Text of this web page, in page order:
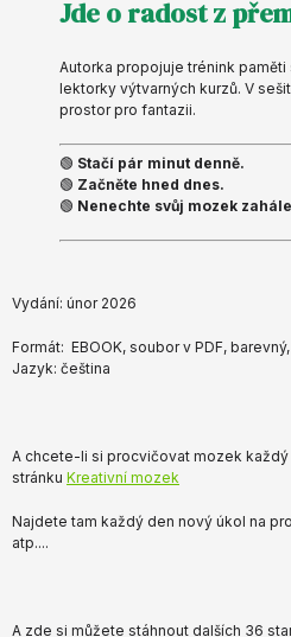
Jde o radost z
Autorka propojuje trénink
lektorky výtvarných kurzů. V
prostor pro fantazii.
🟢 Stačí pár minut denně.
🟢 Začněte hned dnes.
🟢 Nenechte svůj mozek
Vydání: únor 2026
Formát: EBOOK, soubor v PDF,
Jazyk: čeština
A chcete-li si procvičovat mozek každý
stránku Kreativní mozek
Najdete tam každý den nový úkol na
atp....
A zde si můžete stáhnout dalších 36